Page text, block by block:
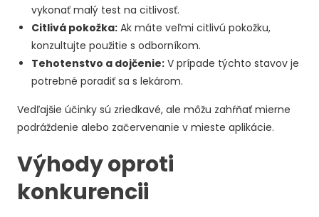
vykonať malý test na citlivosť.
Citlivá pokožka: Ak máte veľmi citlivú pokožku,
konzultujte použitie s odborníkom.
Tehotenstvo a dojčenie: V prípade týchto stavov je
potrebné poradiť sa s lekárom.
Vedľajšie účinky sú zriedkavé, ale môžu zahŕňať mierne
podráždenie alebo začervenanie v mieste aplikácie.
Výhody oproti
konkurencii